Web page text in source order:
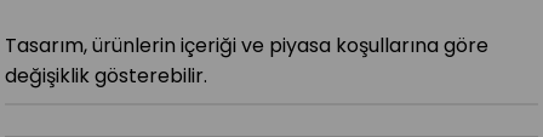
Tasarım, ürünlerin içeriği ve piyasa koşullarına göre
değişiklik gösterebilir.